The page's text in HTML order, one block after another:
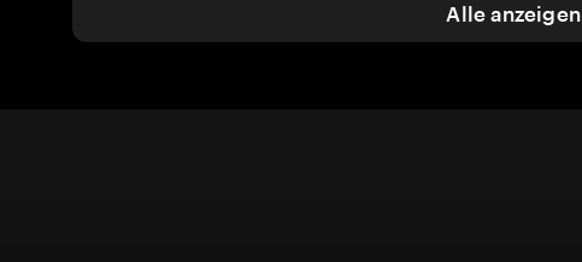
Alle anzeigen